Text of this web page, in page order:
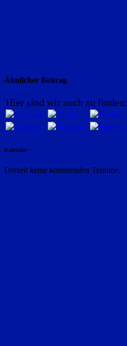
Ähnlicher Beitrag
Hier sind wir auch zu finden:
Kalender
Derzeit keine kommenden Termine.